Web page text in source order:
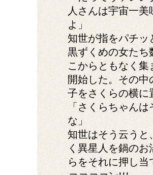
人さんは宇宙一
よ」
知世が指をパチッ
黒ずくめの女たち
こからともなく
開始した。その
子をさくらの横に
「さくらちゃん
な」
知世はそう云うと
く異星人を鍋の
らをそれに押し